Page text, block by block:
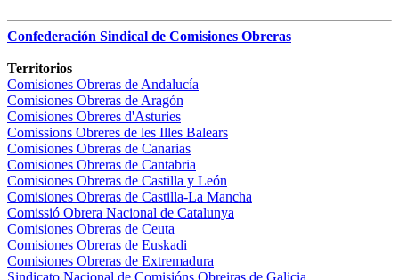
Confederación Sindical de Comisiones Obreras
Territorios
Comisiones Obreras de Andalucía
Comisiones Obreras de Aragón
Comisiones Obreres d'Asturies
Comissions Obreres de les Illes Balears
Comisiones Obreras de Canarias
Comisiones Obreras de Cantabria
Comisiones Obreras de Castilla y León
Comisiones Obreras de Castilla-La Mancha
Comissió Obrera Nacional de Catalunya
Comisiones Obreras de Ceuta
Comisiones Obreras de Euskadi
Comisiones Obreras de Extremadura
Sindicato Nacional de Comisións Obreiras de Galicia